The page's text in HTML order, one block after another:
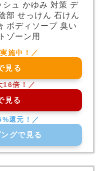
シュ かゆみ 対策 デ
部 せっけん 石けん
ボディソープ 臭い
ゾーン用
見る
見る
グで見る